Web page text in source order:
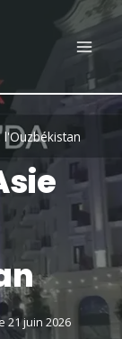
l'Ouzbékistan
21 juin 2026